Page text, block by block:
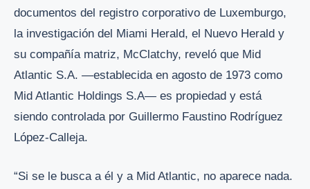
documentos del registro corporativo de Luxemburgo,
la investigación del Miami Herald, el Nuevo Herald y
su compañía matriz, McClatchy, reveló que Mid
Atlantic S.A. —establecida en agosto de 1973 como
Mid Atlantic Holdings S.A— es propiedad y está
siendo controlada por Guillermo Faustino Rodríguez
López-Calleja.
“Si se le busca a él y a Mid Atlantic, no aparece nada.